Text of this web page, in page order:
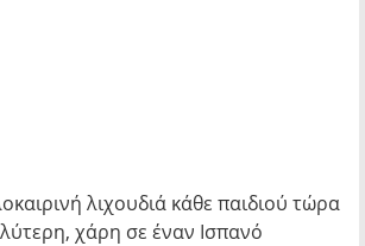
λιχουδιά κάθε παιδιού τώρα
χάρη σε έναν Ισπανό